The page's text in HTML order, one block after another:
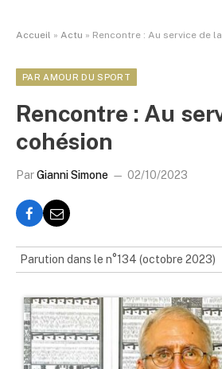
Accueil » Actu » Rencontre : Au service de
PAR AMOUR DU SPORT
Rencontre : Au
cohésion
ParGianni Simone 02/10/2023
Parution dans le n°134 (octobre 2023)